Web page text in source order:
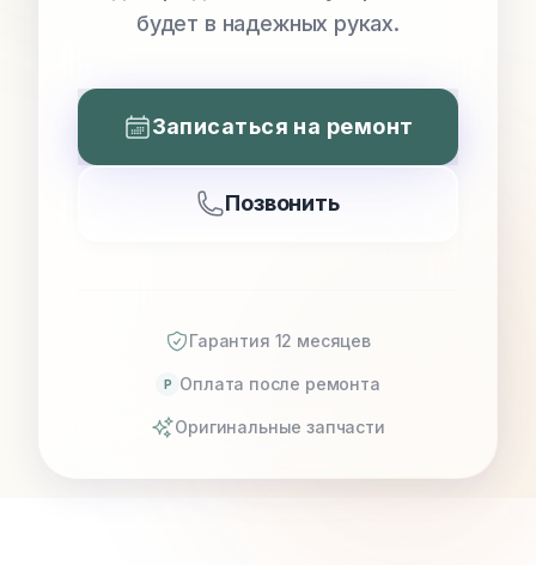
будет в надежных руках.
Записаться на ремонт
Позвонить
Гарантия 12 месяцев
P Оплата после ремонта
Оригинальные запчасти